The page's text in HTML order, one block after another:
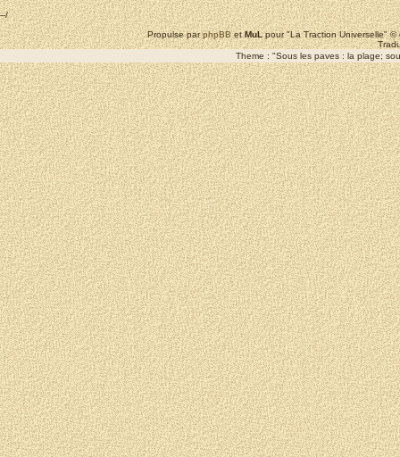
--/
Propulse parphpBBetMuLpour "La Traction Universelle"
Theme : "Sous les paves : la plage;